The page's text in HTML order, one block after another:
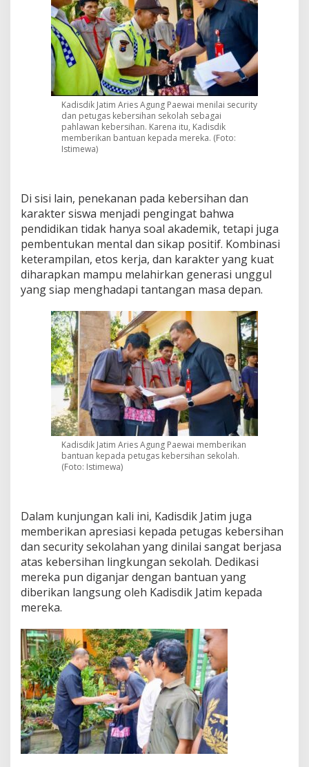
Kadisdik Jatim Aries Agung Paewai menilai security
dan petugas kebersihan sekolah sebagai
pahlawan kebersihan. Karena itu, Kadisdik
memberikan bantuan kepada mereka. (Foto:
Istimewa)
Di sisi lain, penekanan pada kebersihan dan
karakter siswa menjadi pengingat bahwa
pendidikan tidak hanya soal akademik, tetapi juga
pembentukan mental dan sikap positif. Kombinasi
keterampilan, etos kerja, dan karakter yang kuat
diharapkan mampu melahirkan generasi unggul
yang siap menghadapi tantangan masa depan.
Kadisdik Jatim Aries Agung Paewai memberikan
bantuan kepada petugas kebersihan sekolah.
(Foto: Istimewa)
Dalam kunjungan kali ini, Kadisdik Jatim juga
memberikan apresiasi kepada petugas kebersihan
dan security sekolahan yang dinilai sangat berjasa
atas kebersihan lingkungan sekolah. Dedikasi
mereka pun diganjar dengan bantuan yang
diberikan langsung oleh Kadisdik Jatim kepada
mereka.